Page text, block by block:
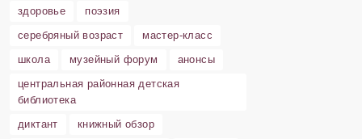
здоровье
поэзия
серебряный возраст
мастер-класс
школа
музейный форум
анонсы
центральная районная детская
библиотека
диктант
книжный обзор